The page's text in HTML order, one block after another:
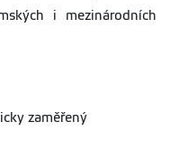
i mezinárodních
zaměřený